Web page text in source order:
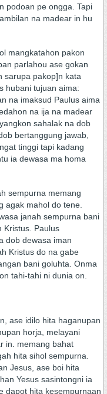
podoan pe ongga. Tapi
na madear in hu
mangkatahon pakon
parlahou ase gokan
sarupa pakop]n kata
hubani tujuan aima:
na imaksud Paulus aima
na ija na madear
sahalak na dob
bertanggung jawab,
tinggi tapi kadang
ia dewasa ma homa
sempurna memang
agak mahol do tene.
janah sempurna bani
Kristus. Paulus
dob dewasa iman
Kristus do na gabe
bani goluhta. Onma
tahi-tahi ni dunia on.
ase idilo hita haganupan
horja, melayani
in. memang bahat
hita sihol sempurna.
Jesus, ase boi hita
Yesus sasintongni ia
dapot hita kesempurnaan